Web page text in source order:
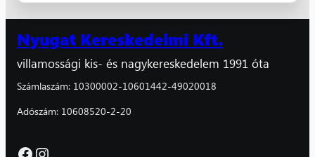
Nyugat Kereskedelmi Kft.
villamossági kis- és nagykereskedelem 1991 óta
Számlaszám: 10300002-10601442-49020018
Adószám: 10608520-2-20